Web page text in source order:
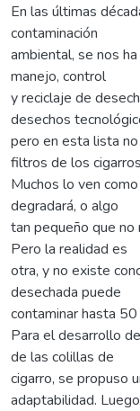
En las últimas
contaminación
ambiental, se nos
manejo, control
y reciclaje de
desechos
pero en esta lista
filtros de los
Muchos lo ven
degradará, o algo
tan pequeño que
Pero la realidad es
otra, y no existe
desechada puede
contaminar hasta
Para el desarrollo
de las colillas de
cigarro, se propuso
adaptabilidad. Luego